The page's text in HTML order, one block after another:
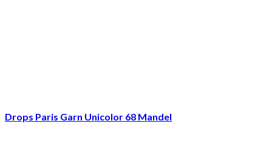
Drops Paris Garn Unicolor 68 Mandel